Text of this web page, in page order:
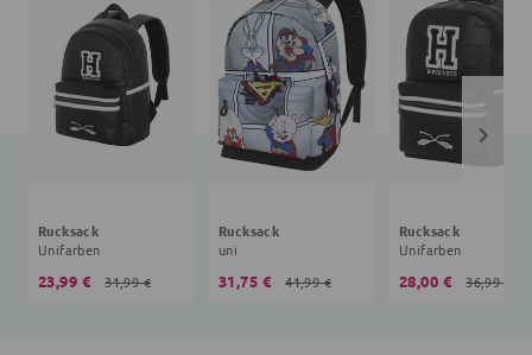
Rucksack
Unifarben
23,99 € 31,99 €
Rucksack
uni
31,75 € 41,99 €
Rucksack
Unifarben
28,00 € 36,99 €